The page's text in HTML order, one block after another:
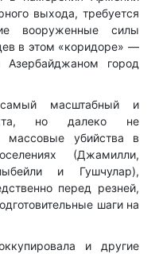
выхода, требуется
вооруженные силы
в этом «коридоре» —
город
масштабный и
но далеко не
массовые убийства в
(Джамилли,
и Гушчулар),
перед резней,
шаги на
и другие